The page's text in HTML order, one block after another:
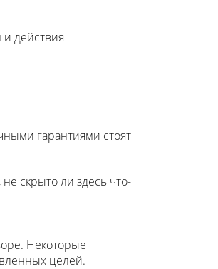
действия
гарантиями стоят
скрыто ли здесь что-
Некоторые
целей.